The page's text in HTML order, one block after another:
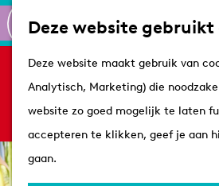
Deze website gebruikt
Deze website maakt gebruik van
Analytisch, Marketing) die
website zo goed mogelijk te laten
accepteren te klikken, geef je aan
gaan.
a
r
K
a
r
t
Z
e
k
e
n
e
n
u
Sorry, deze activiteit is niet
Bekijk het actuele aanbod
opties.